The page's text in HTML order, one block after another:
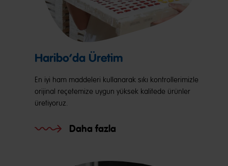
Haribo’da Üretim
En iyi ham maddeleri kullanarak sıkı kontrollerimizle
orijinal reçetemize uygun yüksek kalitede ürünler
üretiyoruz.
Daha fazla